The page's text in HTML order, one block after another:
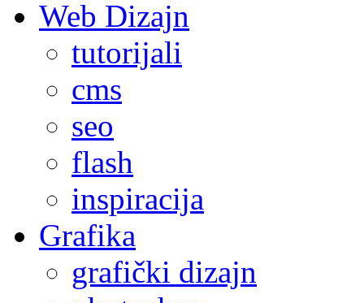
Web Dizajn
tutorijali
cms
seo
flash
inspiracija
Grafika
grafički dizajn